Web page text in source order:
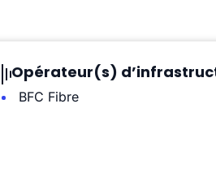
Opérateur(s)
BFC Fibre